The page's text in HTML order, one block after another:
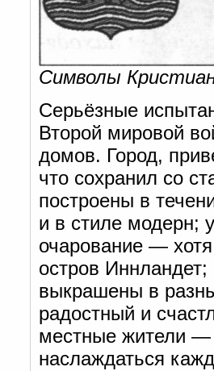
Символы
Серьёзные
Второй мировой
домов. Город,
что сохранил со
построены в
и в стиле модерн;
очарование —
остров
выкрашены в
радостный и
местные жители —
наслаждаться